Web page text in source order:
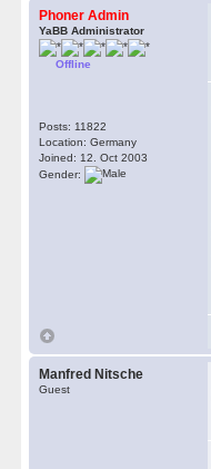
Phoner Admin
YaBB Administrator
Offline
Posts: 11822
Location: Germany
Joined: 12. Oct 2003
Gender:
Manfred Nitsche
Guest